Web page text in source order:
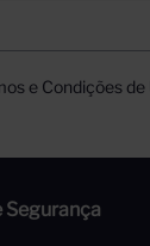
e Condições de
Segurança